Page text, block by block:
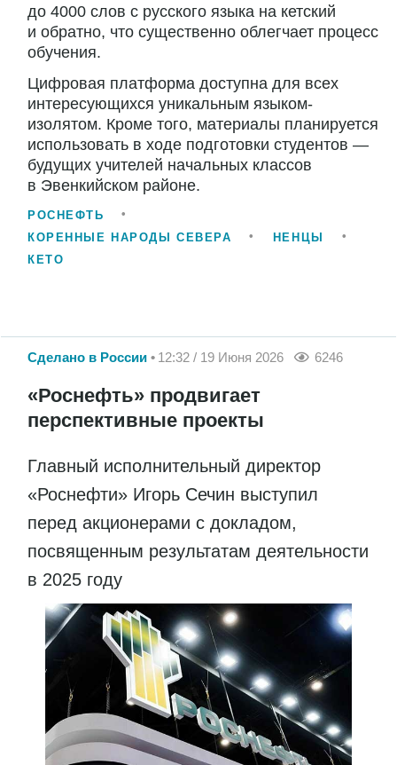
до 4000 слов с русского языка на кетский
и обратно, что существенно облегчает процесс
обучения.
Цифровая платформа доступна для всех
интересующихся уникальным языком-
изолятом. Кроме того, материалы планируется
использовать в ходе подготовки студентов —
будущих учителей начальных классов
в Эвенкийском районе.
РОСНЕФТЬ
КОРЕННЫЕ НАРОДЫ СЕВЕРА
НЕНЦЫ
КЕТО
Сделано в России 12:32 / 19 Июня 2026 6246
«Роснефть» продвигает
перспективные проекты
Главный исполнительный директор
«Роснефти» Игорь Сечин выступил
перед акционерами с докладом,
посвященным результатам деятельности
в 2025 году